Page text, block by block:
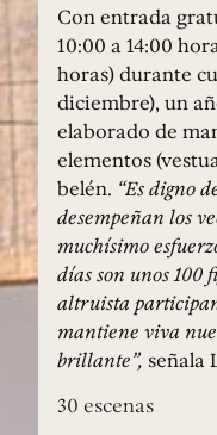
Con entrada
10:00 a 14:00
horas) durante
diciembre), un
elaborado de
elementos
belén. “Es digno
desempeñan los
muchísimo
días son unos 100
altruista
mantiene viva
brillante”, señala
30 escenas